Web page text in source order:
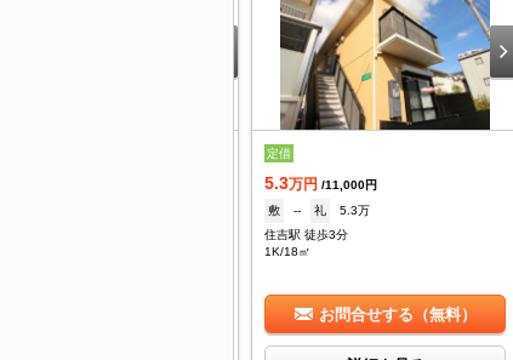
定借
5.3万円 /11,000円
敷
-- 礼
5.3万
住吉駅 徒歩3分
1K/18㎡
お問合せする（無料）